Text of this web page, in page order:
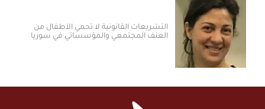
التشريعات القانونية لا تحمي الأطفال من
العنف المجتمعي والمؤسساتي في سوريا